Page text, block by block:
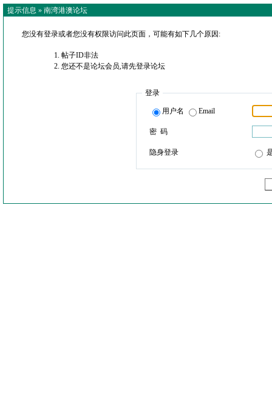
提示信息 » 南湾港澳论坛
您没有登录或者您没有权限访问此页面，可能有如下几个原因:
帖子ID非法
您还不是论坛会员,请先登录论坛
登录
用户名 Email
密 码
隐身登录